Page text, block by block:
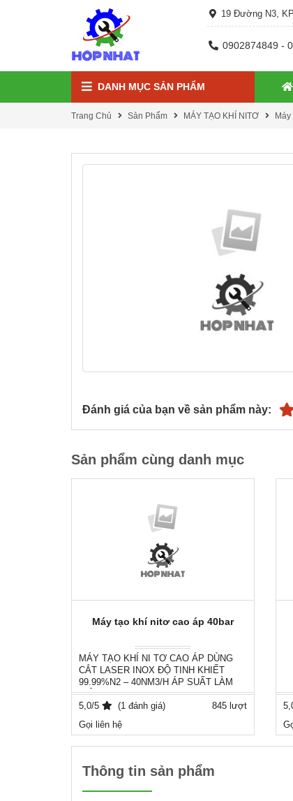
19 Đường N3,
0902874849 -
DANH MỤC SẢN PHẨM
Trang Chủ Sản Phẩm MÁY TẠO KHÍ NITƠ
Đánh giá của bạn về sản phẩm này:
Sản phẩm cùng danh mục
Máy tạo khí nitơ cao áp 40bar
MÁY TẠO KHÍ NI TƠ CAO ÁP DÙNG
CẮT LASER INOX ĐỘ TINH KHIẾT
99.99%N2 – 40NM3/H ÁP SUẤT LÀM
VIỆC MAX 40 BAR Thương hiệu:
Typhoon Sản xuất: Hợp Nhất – Việt Nam
= 99.99% N2 Lưu lượng thiết kế N2: 40
Vui lòng liên hệ : Ms Trang
Phone : 0981.556.849 - 0902.874.849
Email : kd003@hopnhatvn.com
5,0/5 (1 đánh giá)
845 lượt
Gọi liên hệ
Thông tin sản phẩm